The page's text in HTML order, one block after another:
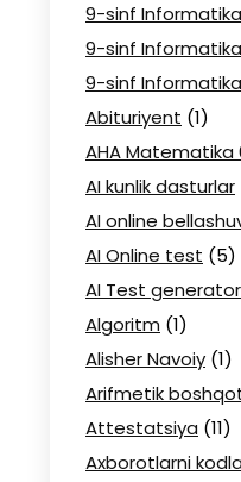
9-sinf Informatika
9-sinf
9-sinf Informatika
Abituriyent (1)
AHA Matematika
AI kunlik dasturlar
AI online
AI Online test (5)
AI Test
Algoritm (1)
Alisher Navoiy (1)
Arifmetik
Attestatsiya (11)
Axborotlarni